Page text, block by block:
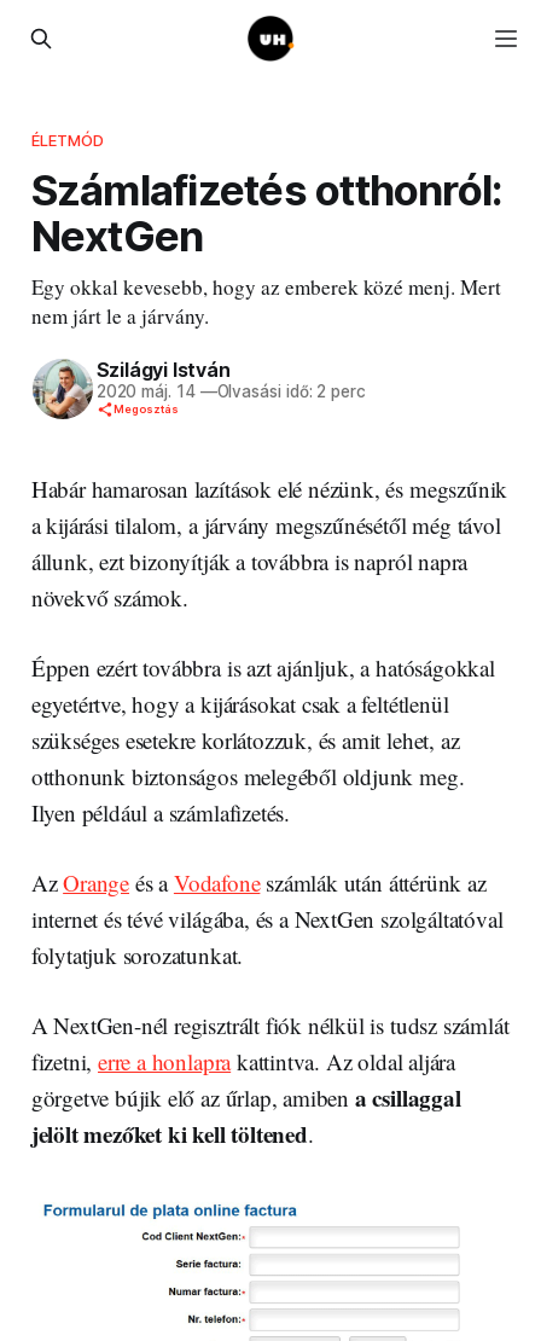
ÉLETMÓD
Számlafizetés otthonról:
NextGen
Egy okkal kevesebb, hogy az emberek közé menj. Mert
nem járt le a járvány.
Szilágyi István
2020 máj. 14 —Olvasási idő: 2 perc
Megosztás
Habár hamarosan lazítások elé nézünk, és megszűnik
a kijárási tilalom, a járvány megszűnésétől még távol
állunk, ezt bizonyítják a továbbra is napról napra
növekvő számok.
Éppen ezért továbbra is azt ajánljuk, a hatóságokkal
egyetértve, hogy a kijárásokat csak a feltétlenül
szükséges esetekre korlátozzuk, és amit lehet, az
otthonunk biztonságos melegéből oldjunk meg.
Ilyen például a számlafizetés.
AzOrange és aVodafoneszámlák után áttérünk az
internet és tévé világába, és a NextGen szolgáltatóval
folytatjuk sorozatunkat.
A NextGen-nél regisztrált fiók nélkül is tudsz számlát
fizetni, erre a honlaprakattintva. Az oldal aljára
görgetve bújik elő az űrlap, amiben a csillaggal
jelölt mezőket ki kell töltened.